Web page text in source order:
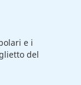
e i
del